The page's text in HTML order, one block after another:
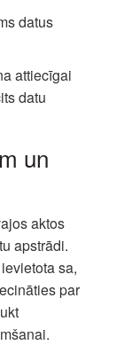
datus
attiecīgai
datu
un
aktos
apstrādi.
sa,
par